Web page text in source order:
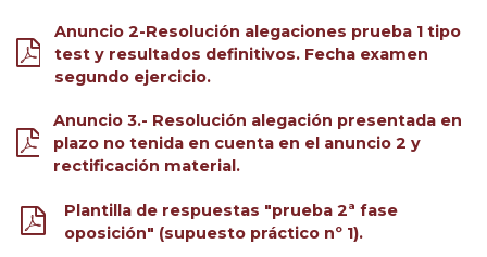
Anuncio 2-Resolución alegaciones prueba 1 tipo
test y resultados definitivos. Fecha examen
segundo ejercicio.
Anuncio 3.- Resolución alegación presentada en
plazo no tenida en cuenta en el anuncio 2 y
rectificación material.
Plantilla de respuestas "prueba 2ª fase
oposición" (supuesto práctico nº 1).